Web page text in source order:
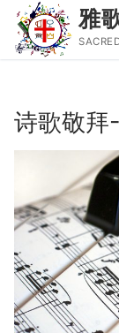
content
雅
Search
主页
主日讲道
圣经导读新唱
属灵书籍
诗歌敬